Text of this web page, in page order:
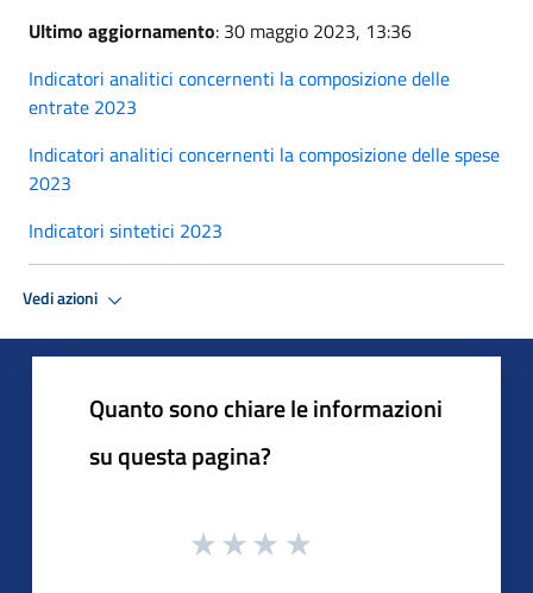
Ultimo aggiornamento: 30 maggio 2023, 13:36
Indicatori analitici concernenti la composizione delle
entrate 2023
Indicatori analitici concernenti la composizione delle spese
2023
Indicatori sintetici 2023
Vedi azioni
Quanto sono chiare le informazioni
su questa pagina?